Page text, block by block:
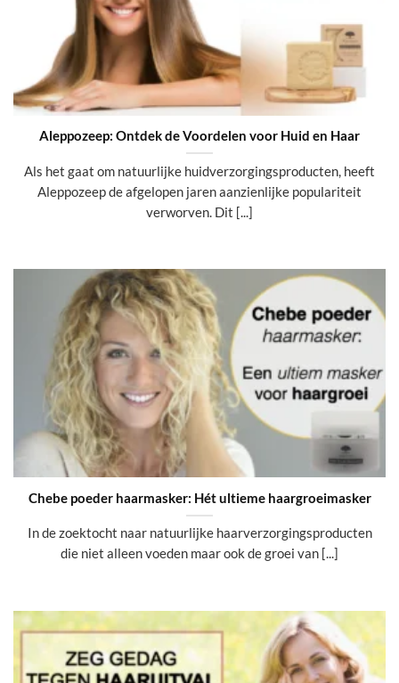
Aleppozeep: Ontdek de Voordelen voor Huid en Haar
Als het gaat om natuurlijke huidverzorgingsproducten, heeft
Aleppozeep de afgelopen jaren aanzienlijke populariteit
verworven. Dit [...]
Chebe poeder haarmasker: Hét ultieme haargroeimasker
In de zoektocht naar natuurlijke haarverzorgingsproducten
die niet alleen voeden maar ook de groei van [...]